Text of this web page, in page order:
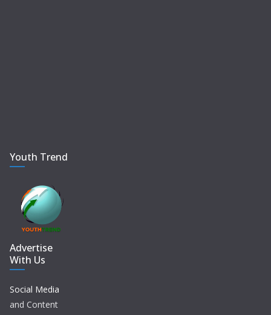
Youth Trend
Advertise
With Us
Social Media
and Content